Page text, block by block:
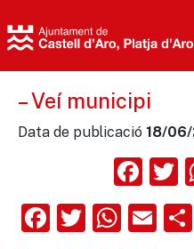
– Veí municipi
Data de publicació 18/
Facebook
Twitter